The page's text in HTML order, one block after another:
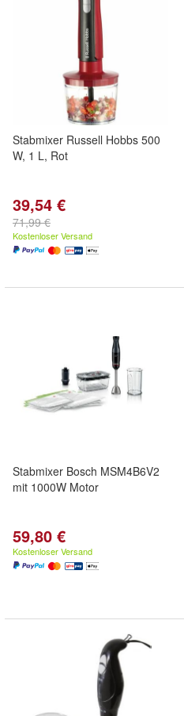
Stabmixer Russell Hobbs 500
W, 1 L, Rot
39,54 €
71,99 €
Kostenloser Versand
Stabmixer Bosch MSM4B6V2
mit 1000W Motor
59,80 €
Kostenloser Versand